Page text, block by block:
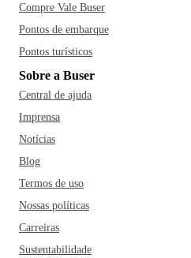
Compre Vale Buser
Pontos de embarque
Pontos turísticos
Sobre a Buser
Central de ajuda
Imprensa
Notícias
Blog
Termos de uso
Nossas políticas
Carreiras
Sustentabilidade